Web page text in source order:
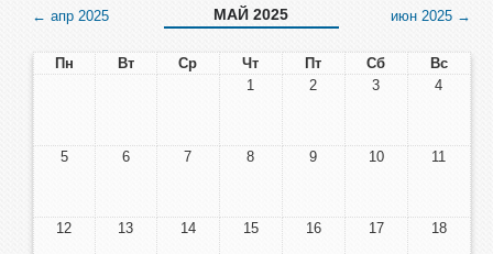
← апр 2025 МАЙ 2025 июн 2025 →
Пн Вт Ср Чт Пт Сб
Вс
1
2 3 4
5 6 7 8 9 10 11
12 13 14 15 16 17 18